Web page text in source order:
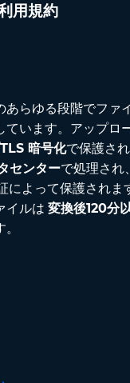
用規約
あらゆる段階でファ
ています。アップロ
暗号化で保護さ
センターで処理され
によって保護されま
イルは 変換後120分